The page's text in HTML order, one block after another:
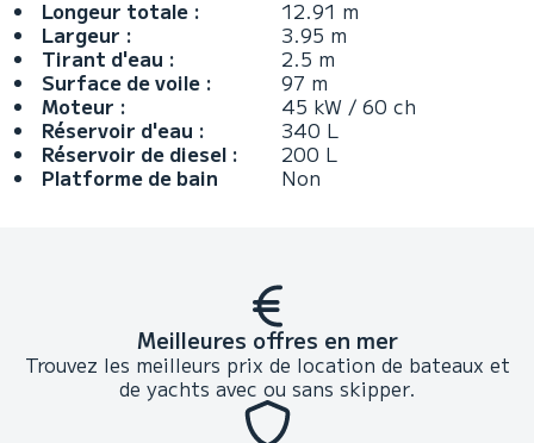
Longeur totale :
12.91 m
Largeur :
3.95 m
Tirant d'eau :
2.5 m
Surface de voile :
97 m
Moteur :
45 kW / 60 ch
Réservoir d'eau :
340 L
Réservoir de diesel :
200 L
Platforme de bain
Non
Meilleures offres en mer
Trouvez les meilleurs prix de location de bateaux et
de yachts avec ou sans skipper.